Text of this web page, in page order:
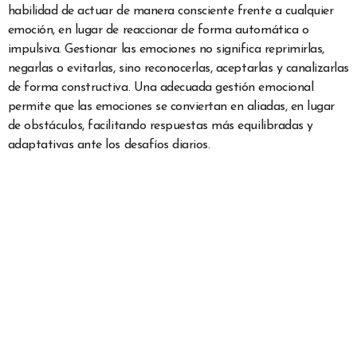
habilidad de actuar de manera consciente frente a cualquier
emoción, en lugar de reaccionar de forma automática o
impulsiva. Gestionar las emociones no significa reprimirlas,
negarlas o evitarlas, sino reconocerlas, aceptarlas y canalizarlas
de forma constructiva. Una adecuada gestión emocional
permite que las emociones se conviertan en aliadas, en lugar
de obstáculos, facilitando respuestas más equilibradas y
adaptativas ante los desafíos diarios.